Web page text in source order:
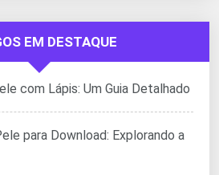
EM DESTAQUE
com Lápis: Um Guia Detalhado
para Download: Explorando a